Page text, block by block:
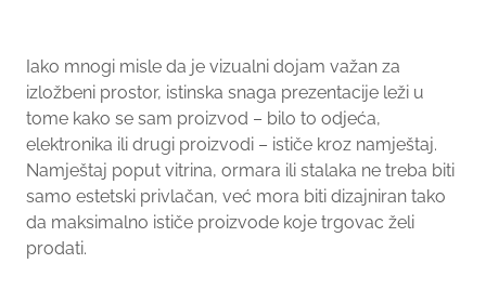
Iako mnogi misle da je vizualni dojam važan za
izložbeni prostor, istinska snaga prezentacije leži u
tome kako se sam proizvod – bilo to odjeća,
elektronika ili drugi proizvodi – ističe kroz namještaj.
Namještaj poput vitrina, ormara ili stalaka ne treba biti
samo estetski privlačan, već mora biti dizajniran tako
da maksimalno ističe proizvode koje trgovac želi
prodati.